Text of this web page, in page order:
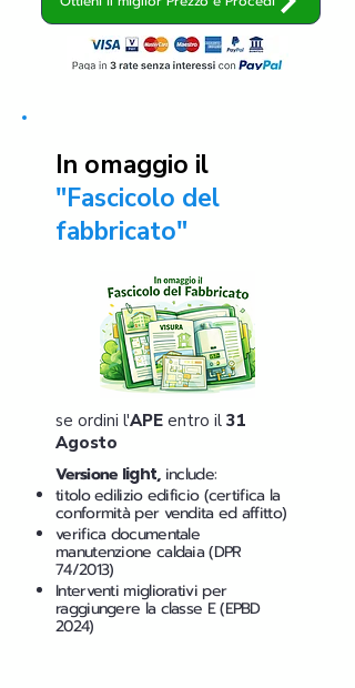
In omaggio il
"Fascicolo del
fabbricato"
se ordini l'APE entro il 31
Agosto
Versione light,include:
titolo edilizio edificio (certifica la
conformità per vendita ed affitto)
verifica documentale
manutenzione caldaia (DPR
74/2013)
Interventi migliorativi per
raggiungere la classe E (EPBD
2024)